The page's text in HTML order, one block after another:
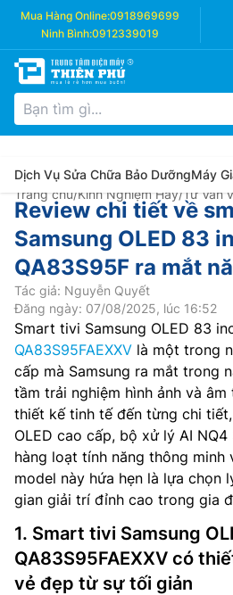
Mua Hàng Online:0918969699
Ninh Bình:0912339019
Dịch Vụ Sửa Chữa Bảo DưỡngMáy
Trang chủ/Kinh Nghiệm Hay/Tư Vấn
Review chi tiết về
Samsung OLED 83
QA83S95F ra mắt
Tác giả: Nguyễn Quyết
Đăng ngày: 07/08/2025, lúc 16:52
Smart tivi Samsung OLED 83
QA83S95FAEXXV là một trong
cấp mà Samsung ra mắt trong
tầm trải nghiệm hình ảnh và âm
thiết kế tinh tế đến từng chi
OLED cao cấp, bộ xử lý AI
hàng loạt tính năng thông
model này hứa hẹn là lựa chọn
gian giải trí đỉnh cao trong gia
1. Smart tivi Samsung
QA83S95FAEXXV có
vẻ đẹp từ sự tối giản